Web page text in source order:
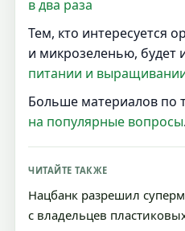
в два раза
Тем, кто интересуется
и микрозеленью, будет
питании и
Больше материалов по
на популярные вопросы.
ЧИТАЙТЕ ТАКЖЕ
Нацбанк разрешил
с владельцев